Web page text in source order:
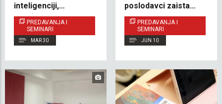
inteligenciji,
poduzetništvu i
budućnosti rada na
IUS-u
PREDAVANJA I
SEMINARI
MAR 30
poslodavci zaista
traže
PREDAVANJA I
SEMINARI
JUN 10